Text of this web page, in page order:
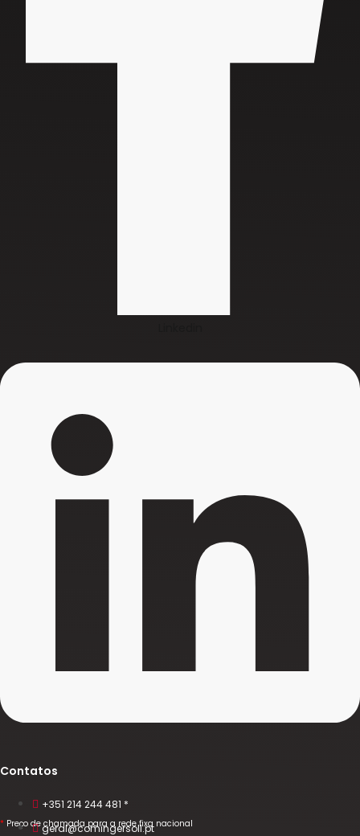
Contatos
+351 214 244 481 *
* Preço de chamada para a rede fixa nacional
geral@comingersoll.pt